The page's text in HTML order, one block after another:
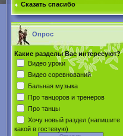
Сказать спасибо
Опрос
Какие разделы Вас интересуют?
Видео уроки
Видео соревнований
Бальная музыка
Про танцоров и тренеров
Про танцы
Хочу новый раздел (напишите
какой в гостевую)